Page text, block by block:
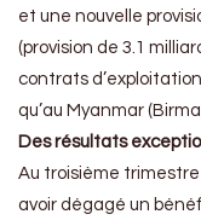
et une nouvelle
(provision de 3.1
contrats
qu’au Myanmar
Des résultats
Au troisième
avoir dégagé un